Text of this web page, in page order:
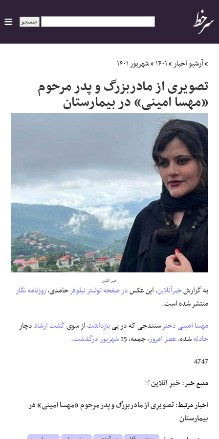
ایران
سیاسی
اقتصاد
ورزشی
جهان
اجتماعی
حوادث
علوم و فن آوری
فرهنگی و هنری
مقالات
»آرشیو اخبار»۱۴۰۱»شهریور ۱۴۰۱
تصویری از مادربزرگ و پدر مرحوم
«مهسا امینی» در بیمارستان
خبر آنلاین
به گزارشخبرآنلاین، این عکسدر صفحهتوئیترنیلوفرحامدی،روزنامه نگار
منتشر شده است.
مهساامینیدخترسنندجی که در پیبازداشتاز سویگشت ارشاددچار
حادثهشده،عصر امروز، جمعه، 25 شهریوردرگذشت.
4747
منبع خبر:خبر آنلاین
اخبار مرتبط:تصویری از مادربزرگ و پدر مرحوم «مهسا امینی» در
بیمارستان